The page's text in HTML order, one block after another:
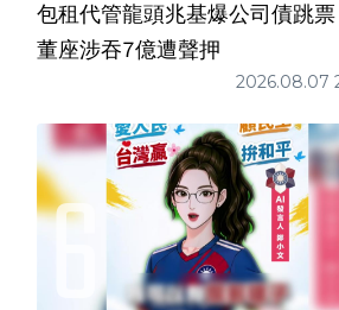
包租代管龍頭兆基爆公司債跳
董座涉吞7億遭聲押
2026.08.07